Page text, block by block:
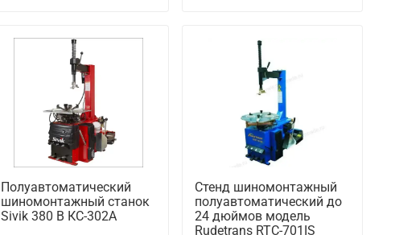
Полуавтоматический
шиномонтажный станок
Sivik 380 В КС-302А
Стенд шиномонтажный
полуавтоматический до
24 дюймов модель
Rudetrans RTC-701IS